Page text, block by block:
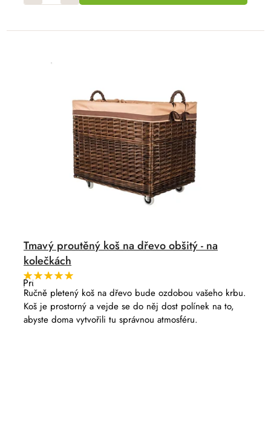
Tmavý proutěný koš na dřevo obšitý - na
kolečkách
Průměrné
hodnocení
produktu
je
5,0
z
Ručně pletený koš na dřevo bude ozdobou vašeho krbu.
Koš je prostorný a vejde se do něj dost polínek na to,
abyste doma vytvořili tu správnou atmosféru.